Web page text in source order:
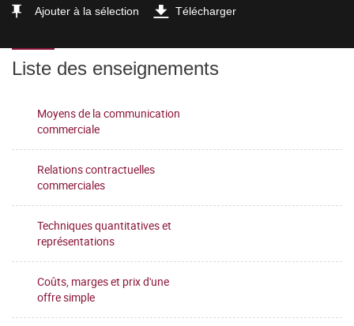
Ajouter à la sélection Télécharger
Liste des enseignements
Moyens de la communication
commerciale
Relations contractuelles
commerciales
Techniques quantitatives et
représentations
Coûts, marges et prix d'une
offre simple